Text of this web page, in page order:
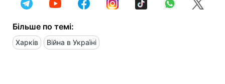
Більше по темі:
Харків Війна в Україні